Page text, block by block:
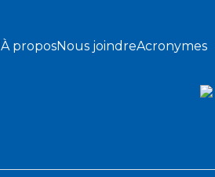
À proposNous joindreAcronymes